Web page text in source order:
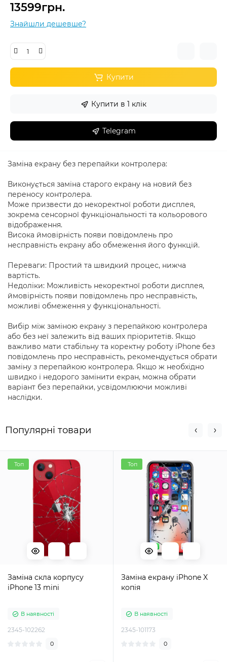
13599грн.
Знайшли дешевше?
Купити
Купити в 1 клік
Telegram
Заміна екрану без перепайки контролера:
Виконується заміна старого екрану на новий без
переносу контролера.
Може призвести до некоректної роботи дисплея,
зокрема сенсорної функціональності та кольорового
відображення.
Висока ймовірність появи повідомлень про
несправність екрану або обмеження його функцій.
Переваги: Простий та швидкий процес, нижча
вартість.
Недоліки: Можливість некоректної роботи дисплея,
ймовірність появи повідомлень про несправність,
можливі обмеження у функціональності.
Вибір між заміною екрану з перепайкою контролера
або без неї залежить від ваших пріоритетів. Якщо
важливо мати стабільну та коректну роботу iPhone без
повідомлень про несправність, рекомендується обрати
заміну з перепайкою контролера. Якщо ж необхідно
швидко і недорого замінити екран, можна обрати
варіант без перепайки, усвідомлюючи можливі
наслідки.
Популярні товари
Топ
Заміна скла корпусу
iPhone 13 mini
В наявності
2345-102262
0
Топ
Заміна екрану iPhone X
копія
В наявності
2345-101173
0